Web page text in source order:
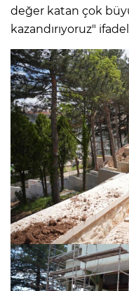
değer katan çok
kazandırıyoruz"